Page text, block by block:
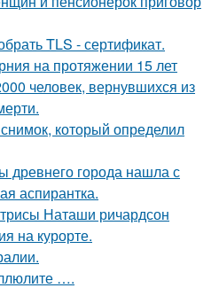
TLS - сертификат.
на протяжении 15 лет
человек, вернувшихся из
который определил
древнего города нашла с
аспирантка.
Наташи ричардсон
на курорте.
….